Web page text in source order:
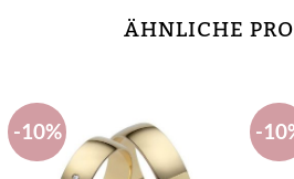
ÄHNLICHE
-10% -